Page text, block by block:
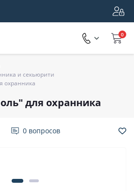
0
и секьюрити
охранника
для охранника
0 вопросов